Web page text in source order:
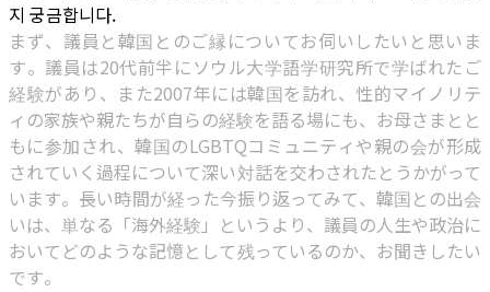
지 궁금합니다.
まず、議員と韓国とのご縁についてお伺いしたいと思いま
す。議員は20代前半にソウル大学語学研究所で学ばれたご
経験があり、また2007年には韓国を訪れ、性的マイノリテ
ィの家族や親たちが自らの経験を語る場にも、お母さまとと
もに参加され、韓国のLGBTQコミュニティや親の会が形成
されていく過程について深い対話を交わされたとうかがって
います。長い時間が経った今振り返ってみて、韓国との出会
いは、単なる「海外経験」というより、議員の人生や政治に
おいてどのような記憶として残っているのか、お聞きしたい
です。